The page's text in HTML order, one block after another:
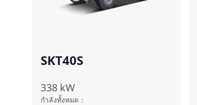
SKT40S
338 kW
กำลังทั้งหมด ：